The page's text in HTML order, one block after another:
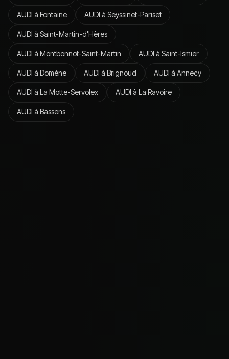
AUDI à Fontaine AUDI à Seyssinet-Pariset
AUDI à Saint-Martin-d'Hères
AUDI à Montbonnot-Saint-Martin AUDI à Saint-Ismier
AUDI à Domène AUDI à Brignoud AUDI à Annecy
AUDI à La Motte-Servolex AUDI à La Ravoire
AUDI à Bassens